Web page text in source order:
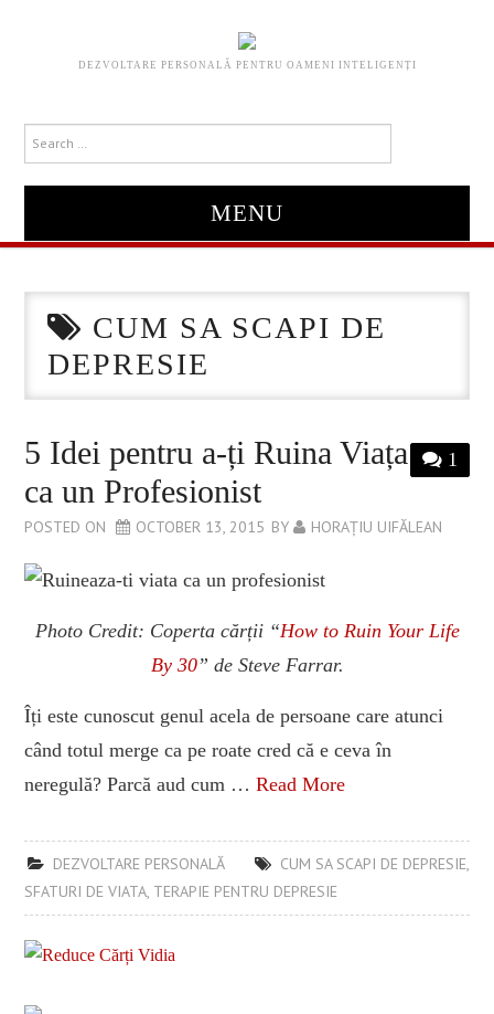
DEZVOLTARE PERSONALĂ PENTRU OAMENI INTELIGENȚI
MENU
ABOUT
DESPRE MINE
FREE E-BOOK
FORMARE NLP
CUM SA SCAPI DE
DEPRESIE
1
5 Idei pentru a-ți Ruina Viața
ca un Profesionist
POSTED ON OCTOBER 13, 2015 BY HORAȚIU UIFĂLEAN
Photo Credit: Coperta cărții “How to Ruin Your Life
By 30” de Steve Farrar.
Îți este cunoscut genul acela de persoane care atunci
când totul merge ca pe roate cred că e ceva în
neregulă? Parcă aud cum …Read More
DEZVOLTARE PERSONALĂ CUM SA SCAPI DE DEPRESIE,
SFATURI DE VIATA, TERAPIE PENTRU DEPRESIE